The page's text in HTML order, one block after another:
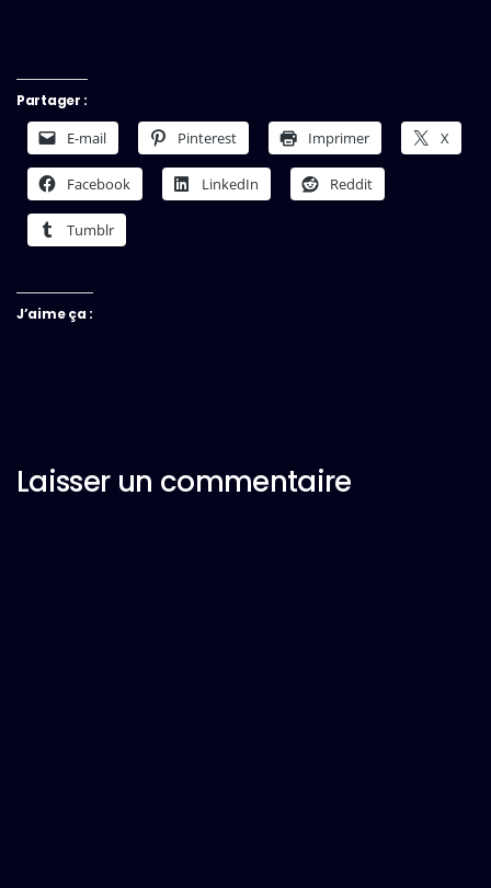
Partager :
E-mail Pinterest Imprimer X
Facebook LinkedIn Reddit
Tumblr
J’aime ça :
Laisser un commentaire